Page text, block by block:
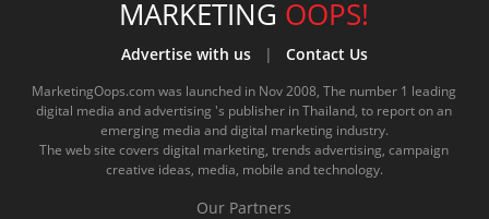
e
b
o
o
k
t
u
b
e
.
o
m
e
m
e
t
a
g
r
a
t
o
k
.
c
MARKETING OOPS!
Advertise with us| Contact Us
MarketingOops.com was launched in Nov 2008, The number 1 leading
digital media and advertising 's publisher in Thailand, to report on an
emerging media and digital marketing industry.
The web site covers digital marketing, trends advertising, campaign
creative ideas, media, mobile and technology.
Our Partners